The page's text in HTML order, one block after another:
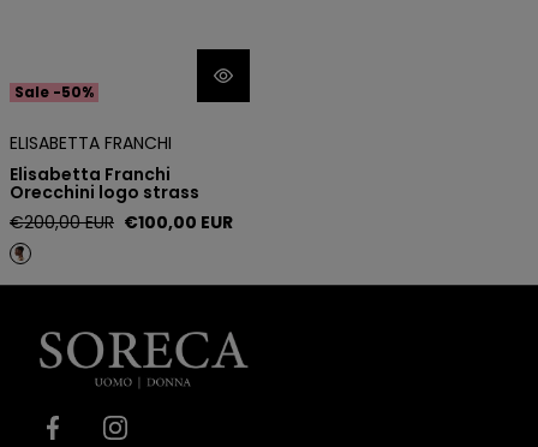
Sale -50%
ELISABETTA FRANCHI
Elisabetta Franchi
Orecchini logo strass
Regular
price
€200,00 EUR Sale
€100,00 EUR
Moda
FacebookInstagram